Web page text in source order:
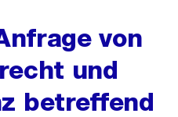
von
und
betreffend